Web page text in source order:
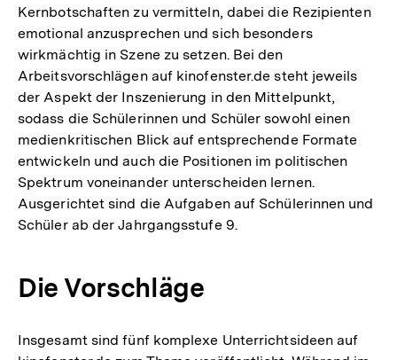
Kernbotschaften zu vermitteln, dabei die Rezipienten
emotional anzusprechen und sich besonders
wirkmächtig in Szene zu setzen. Bei den
Arbeitsvorschlägen auf kinofenster.de steht jeweils
der Aspekt der Inszenierung in den Mittelpunkt,
sodass die Schülerinnen und Schüler sowohl einen
medienkritischen Blick auf entsprechende Formate
entwickeln und auch die Positionen im politischen
Spektrum voneinander unterscheiden lernen.
Ausgerichtet sind die Aufgaben auf Schülerinnen und
Schüler ab der Jahrgangsstufe 9.
Die Vorschläge
Insgesamt sind fünf komplexe Unterrichtsideen auf